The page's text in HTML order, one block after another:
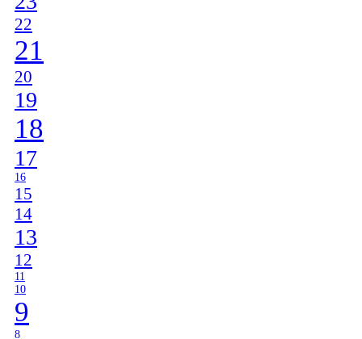
22
21
20
19
18
17
16
15
14
13
12
11
10
9
8